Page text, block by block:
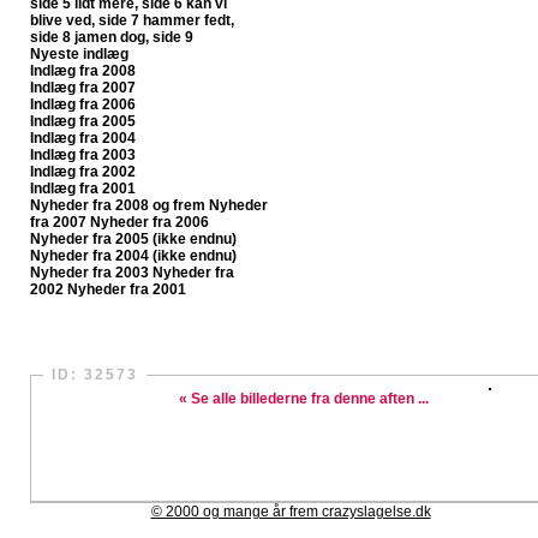
side 5 lidt mere, side 6 kan vi
blive ved, side 7 hammer fedt,
side 8 jamen dog, side 9
Nyeste indlæg
Indlæg fra 2008
Indlæg fra 2007
Indlæg fra 2006
Indlæg fra 2005
Indlæg fra 2004
Indlæg fra 2003
Indlæg fra 2002
Indlæg fra 2001
Nyheder fra 2008 og frem Nyheder
fra 2007 Nyheder fra 2006
Nyheder fra 2005 (ikke endnu)
Nyheder fra 2004 (ikke endnu)
Nyheder fra 2003 Nyheder fra
2002 Nyheder fra 2001
ID: 32573
« Se alle billederne fra denne aften ...
© 2000 og mange år frem crazyslagelse.dk